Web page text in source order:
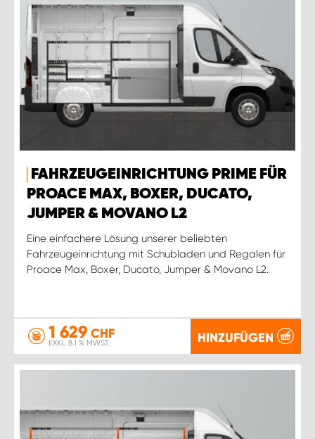
FAHRZEUGEINRICHTUNG PRIME FÜR
PROACE MAX, BOXER, DUCATO,
JUMPER & MOVANO L2
Eine einfachere Lösung unserer beliebten
Fahrzeugeinrichtung mit Schubladen und Regalen für
Proace Max, Boxer, Ducato, Jumper & Movano L2.
1 629 CHF
EXKL. 8.1 % MWST. HINZUFÜGEN